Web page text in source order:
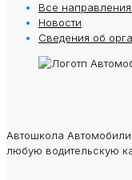
Все
Новости
Сведения oб
Автошкола
любую водительскую